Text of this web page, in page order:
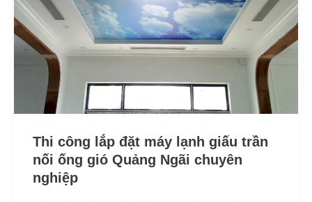
Thi công lắp đặt máy lạnh giấu trần
nối ống gió Quảng Ngãi chuyên
nghiệp
máy
lạnh
giấu
trần
nối
ống
gió
Ngãi
chuyên
nghiệp